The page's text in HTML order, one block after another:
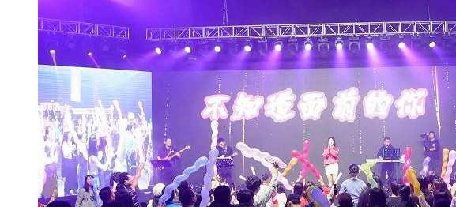
【第十四屆海峽青年薈】青春交流聚同心 攜手融合共奮進